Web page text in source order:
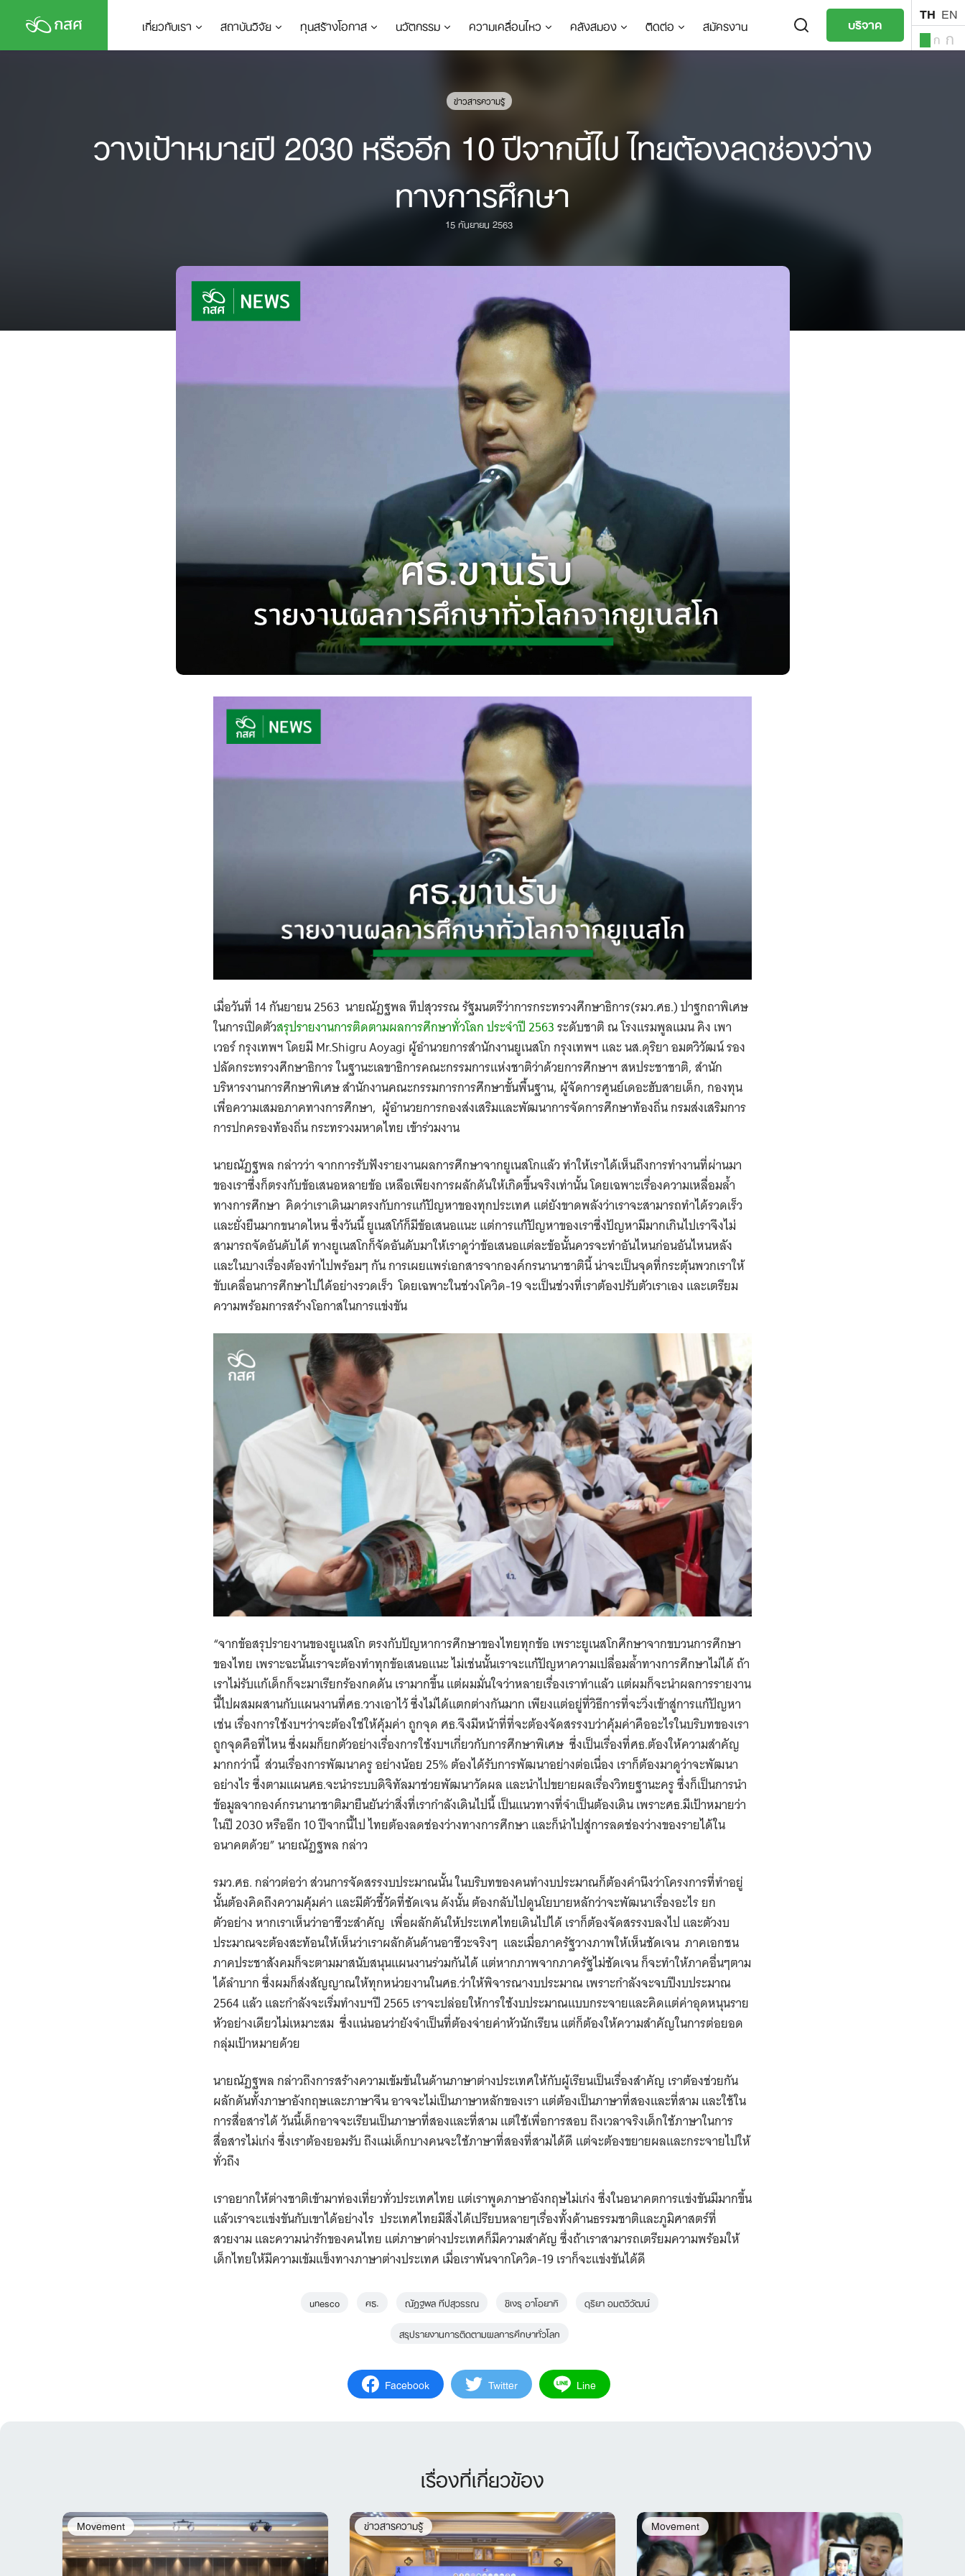
content
เกี่ยวกับเรา สถาบันวิจัย ทุนสร้างโอกาส นวัตกรรม ความเคลื่อนไหว คลังสมอง ติดต่อ สมัครงาน บริจาค TH EN
ก ก
Search
ข่าวสารความรู้
วางเป้าหมายปี 2030 หรืออีก 10 ปีจากนี้ไป ไทยต้องลดช่องว่าง
ทางการศึกษา
15 กันยายน 2563
เมื่อวันที่ 14 กันยายน 2563 นายณัฏฐพล ทีปสุวรรณ รัฐมนตรีว่าการกระทรวงศึกษาธิการ(รมว.ศธ.) ปาฐกถาพิเศษ
ในการเปิดตัวสรุปรายงานการติดตามผลการศึกษาทั่วโลก ประจำปี 2563ระดับชาติ ณ โรงแรมพูลแมน คิง เพา
เวอร์ กรุงเทพฯ โดยมี Mr.Shigru Aoyagi ผู้อำนวยการสำนักงานยูเนสโก กรุงเทพฯ และ นส.ดุริยา อมตวิวัฒน์ รอง
ปลัดกระทรวงศึกษาธิการ ในฐานะเลขาธิการคณะกรรมการแห่งชาติว่าด้วยการศึกษาฯ สหประชาชาติ, สำนัก
บริหารงานการศึกษาพิเศษ สำนักงานคณะกรรมการการศึกษาขั้นพื้นฐาน, ผู้จัดการศูนย์เดอะฮับสายเด็ก, กองทุน
เพื่อความเสมอภาคทางการศึกษา, ผู้อำนวยการกองส่งเสริมและพัฒนาการจัดการศึกษาท้องถิ่น กรมส่งเสริมการ
การปกครองท้องถิ่น กระทรวงมหาดไทย เข้าร่วมงาน
นายณัฏฐพล กล่าวว่า จากการรับฟังรายงานผลการศึกษาจากยูเนสโกแล้ว ทำให้เราได้เห็นถึงการทำงานที่ผ่านมา
ของเราซึ่งก็ตรงกับข้อเสนอหลายข้อ เหลือเพียงการผลักดันให้เกิดขึ้นจริงเท่านั้น โดยเฉพาะเรื่องความเหลื่อมล้ำ
ทางการศึกษา คิดว่าเราเดินมาตรงกับการแก้ปัญหาของทุกประเทศ แต่ยังขาดพลังว่าเราจะสามารถทำได้รวดเร็ว
และยั่งยืนมากขนาดไหน ซึ่งวันนี้ ยูเนสโก้ก็มีข้อเสนอแนะ แต่การแก้ปัญหาของเราซึ่งปัญหามีมากเกินไปเราจึงไม่
สามารถจัดอันดับได้ ทางยูเนสโกก็จัดอันดับมาให้เราดูว่าข้อเสนอแต่ละข้อนั้นควรจะทำอันไหนก่อนอันไหนหลัง
และในบางเรื่องต้องทำไปพร้อมๆ กัน การเผยแพร่เอกสารจากองค์กรนานาชาตินี้ น่าจะเป็นจุดที่กระตุ้นพวกเราให้
ขับเคลื่อนการศึกษาไปได้อย่างรวดเร็ว โดยเฉพาะในช่วงโควิด-19 จะเป็นช่วงที่เราต้องปรับตัวเราเอง และเตรียม
ความพร้อมการสร้างโอกาสในการแข่งขัน
“จากข้อสรุปรายงานของยูเนสโก ตรงกับปัญหาการศึกษาของไทยทุกข้อ เพราะยูเนสโกศึกษาจากขบวนการศึกษา
ของไทย เพราะฉะนั้นเราจะต้องทำทุกข้อเสนอแนะ ไม่เช่นนั้นเราจะแก้ปัญหาความเปลื่อมล้ำทางการศึกษาไม่ได้ ถ้า
เราไม่รับแก้เด็กก็จะมาเรียกร้องกดดัน เรามากขึ้น แต่ผมมั่นใจว่าหลายเรื่องเราทำแล้ว แต่ผมก็จะนำผลการรายงาน
นี้ไปผสมผสานกับแผนงานที่ศธ.วางเอาไว้ ซึ่งไม่ได้แตกต่างกันมาก เพียงแต่อยู่ที่วิธีการที่จะวิ่งเข้าสู่การแก้ปัญหา
เช่น เรื่องการใช้งบฯว่าจะต้องใช่ให้คุ้มค่า ถูกจุด ศธ.จึงมีหน้าที่ที่จะต้องจัดสรรงบว่าคุ้มค่าคืออะไรในบริบทของเรา
ถูกจุดคือที่ไหน ซึ่งผมก็ยกตัวอย่างเรื่องการใช้งบฯเกี่ยวกับการศึกษาพิเศษ ซึ่งเป็นเรื่องที่ศธ.ต้องให้ความสำคัญ
มากกว่านี้ ส่วนเรื่องการพัฒนาครู อย่างน้อย 25% ต้องได้รับการพัฒนาอย่างต่อเนื่อง เราก็ต้องมาดูว่าจะพัฒนา
อย่างไร ซึ่งตามแผนศธ.จะนำระบบดิจิทัลมาช่วยพัฒนาวัดผล และนำไปขยายผลเรื่องวิทยฐานะครู ซึ่งก็เป็นการนำ
ข้อมูลจากองค์กรนานาชาติมายืนยันว่าสิ่งที่เรากำลังเดินไปนี้ เป็นแนวทางที่จำเป็นต้องเดิน เพราะศธ.มีเป้าหมายว่า
ในปี 2030 หรืออีก 10 ปีจากนี้ไป ไทยต้องลดช่องว่างทางการศึกษา และก็นำไปสู่การลดช่องว่างของรายได้ใน
อนาคตด้วย” นายณัฏฐพล กล่าว
รมว.ศธ. กล่าวต่อว่า ส่วนการจัดสรรงบประมาณนั้น ในบริบทของคนทำงบประมาณก็ต้องคำนึงว่าโครงการที่ทำอยู่
นั้นต้องคิดถึงความคุ้มค่า และมีตัวชี้วัดที่ชัดเจน ดังนั้น ต้องกลับไปดูนโยบายหลักว่าจะพัฒนาเรื่องอะไร ยก
ตัวอย่าง หากเราเห็นว่าอาชีวะสำคัญ เพื่อผลักดันให้ประเทศไทยเดินไปได้ เราก็ต้องจัดสรรงบลงไป และตัวงบ
ประมาณจะต้องสะท้อนให้เห็นว่าเราผลักดันด้านอาชีวะจริงๆ และเมื่อภาครัฐวางภาพให้เห็นชัดเจน ภาคเอกชน
ภาคประชาสังคมก็จะตามมาสนับสนุนแผนงานร่วมกันได้ แต่หากภาพจากภาครัฐไม่ชัดเจน ก็จะทำให้ภาคอื่นๆตาม
ได้ลำบาก ซึ่งผมก็ส่งสัญญาณให้ทุกหน่วยงานในศธ.ว่าให้พิจารณางบประมาณ เพราะกำลังจะจบปีงบประมาณ
2564 แล้ว และกำลังจะเริ่มทำงบฯปี 2565 เราจะปล่อยให้การใช้งบประมาณแบบกระจายและคิดแต่ค่าอุดหนุนราย
หัวอย่างเดียวไม่เหมาะสม ซึ่งแน่นอนว่ายังจำเป็นที่ต้องจ่ายค่าหัวนักเรียน แต่ก็ต้องให้ความสำคัญในการต่อยอด
กลุ่มเป้าหมายด้วย
นายณัฏฐพล กล่าวถึงการสร้างความเข้มข้นในด้านภาษาต่างประเทศให้กับผู้เรียนเป็นเรื่องสำคัญ เราต้องช่วยกัน
ผลักดันทั้งภาษาอังกฤษและภาษาจีน อาจจะไม่เป็นภาษาหลักของเรา แต่ต้องเป็นภาษาที่สองและที่สาม และใช้ใน
การสื่อสารได้ วันนี้เด็กอาจจะเรียนเป็นภาษาที่สองและที่สาม แต่ใช้เพื่อการสอบ ถึงเวลาจริงเด็กใช้ภาษาในการ
สื่อสารไม่เก่ง ซึ่งเราต้องยอมรับ ถึงแม่เด็กบางคนจะใช้ภาษาที่สองที่สามได้ดี แต่จะต้องขยายผลและกระจายไปให้
ทั่วถึง
เราอยากให้ต่างชาติเข้ามาท่องเที่ยวทั่วประเทศไทย แต่เราพูดภาษาอังกฤษไม่เก่ง ซึ่งในอนาคตการแข่งขันมีมากขึ้น
แล้วเราจะแข่งขันกับเขาได้อย่างไร ประเทศไทยมีสิ่งได้เปรียบหลายๆเรื่องทั้งด้านธรรมชาติและภูมิศาสตร์ที่
สวยงาม และความน่ารักของคนไทย แต่ภาษาต่างประเทศก็มีความสำคัญ ซึ่งถ้าเราสามารถเตรียมความพร้อมให้
เด็กไทยให้มีความเข้มแข็งทางภาษาต่างประเทศ เมื่อเราพ้นจากโควิด-19 เราก็จะแข่งขันได้ดี
unesco ศธ. ณัฏฐพล ทีปสุวรรณ ชิเงรุ อาโอยากิ
ดุริยา อมตวิวัฒน์
สรุปรายงานการติดตามผลการศึกษาทั่วโลก
Facebook Twitter Line
เรื่องที่เกี่ยวข้อง
Movement ข่าวสารความรู้ Movement